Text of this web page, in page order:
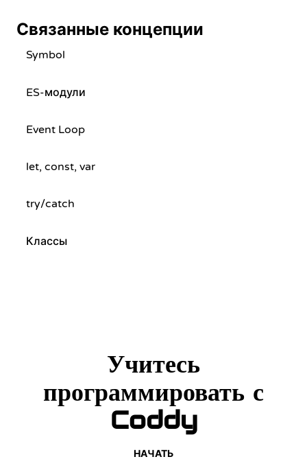
Связанные концепции
Symbol
ES-модули
Event Loop
let, const, var
try/catch
Классы
Учитесь
программировать с
Coddy
НАЧАТЬ